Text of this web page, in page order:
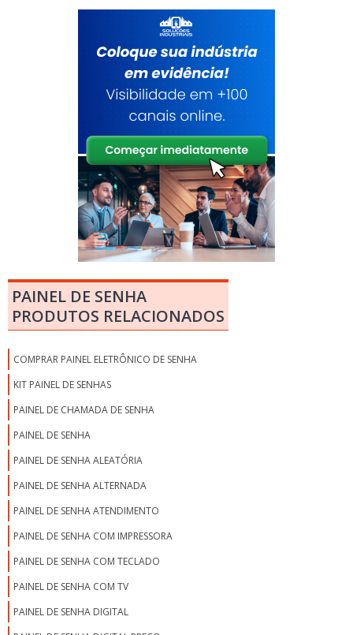
PAINEL DE SENHA
PRODUTOS RELACIONADOS
COMPRAR PAINEL ELETRÔNICO DE SENHA
KIT PAINEL DE SENHAS
PAINEL DE CHAMADA DE SENHA
PAINEL DE SENHA
PAINEL DE SENHA ALEATÓRIA
PAINEL DE SENHA ALTERNADA
PAINEL DE SENHA ATENDIMENTO
PAINEL DE SENHA COM IMPRESSORA
PAINEL DE SENHA COM TECLADO
PAINEL DE SENHA COM TV
PAINEL DE SENHA DIGITAL